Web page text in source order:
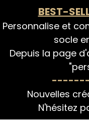
BEST-
Personnalise et
socle
Depuis la page
Nouvelles
N'hésitez